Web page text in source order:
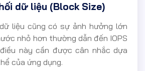
dữ liệu (Block Size)
liệu cũng có sự ảnh hưởng lớn
nhỏ hơn thường dẫn đến IOPS
này cần được cân nhắc dựa
của ứng dụng.